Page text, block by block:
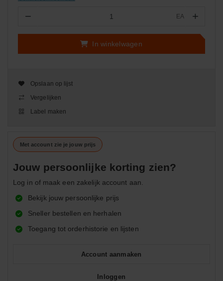
− EA +
In winkelwagen
Opslaan op lijst
Vergelijken
Label maken
Met account zie je jouw prijs
Jouw persoonlijke korting zien?
Log in of maak een zakelijk account aan.
Bekijk jouw persoonlijke prijs
Sneller bestellen en herhalen
Toegang tot orderhistorie en lijsten
Account aanmaken
Inloggen